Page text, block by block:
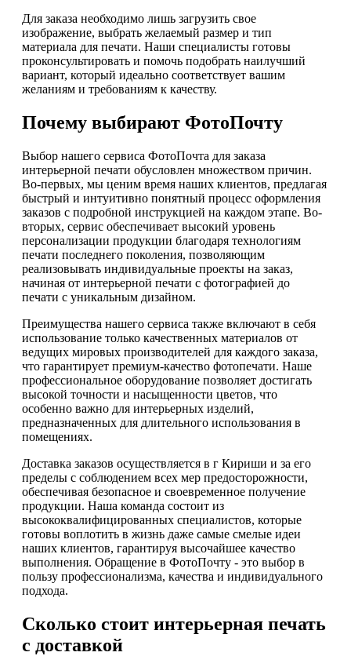
Для заказа необходимо лишь загрузить свое
изображение, выбрать желаемый размер и тип
материала для печати. Наши специалисты готовы
проконсультировать и помочь подобрать наилучший
вариант, который идеально соответствует вашим
желаниям и требованиям к качеству.
Почему выбирают ФотоПочту
Выбор нашего сервиса ФотоПочта для заказа
интерьерной печати обусловлен множеством причин.
Во-первых, мы ценим время наших клиентов, предлагая
быстрый и интуитивно понятный процесс оформления
заказов с подробной инструкцией на каждом этапе. Во-
вторых, сервис обеспечивает высокий уровень
персонализации продукции благодаря технологиям
печати последнего поколения, позволяющим
реализовывать индивидуальные проекты на заказ,
начиная от интерьерной печати с фотографией до
печати с уникальным дизайном.
Преимущества нашего сервиса также включают в себя
использование только качественных материалов от
ведущих мировых производителей для каждого заказа,
что гарантирует премиум-качество фотопечати. Наше
профессиональное оборудование позволяет достигать
высокой точности и насыщенности цветов, что
особенно важно для интерьерных изделий,
предназначенных для длительного использования в
помещениях.
Доставка заказов осуществляется в г Кириши и за его
пределы с соблюдением всех мер предосторожности,
обеспечивая безопасное и своевременное получение
продукции. Наша команда состоит из
высококвалифицированных специалистов, которые
готовы воплотить в жизнь даже самые смелые идеи
наших клиентов, гарантируя высочайшее качество
выполнения. Обращение в ФотоПочту - это выбор в
пользу профессионализма, качества и индивидуального
подхода.
Сколько стоит интерьерная печать
с доставкой